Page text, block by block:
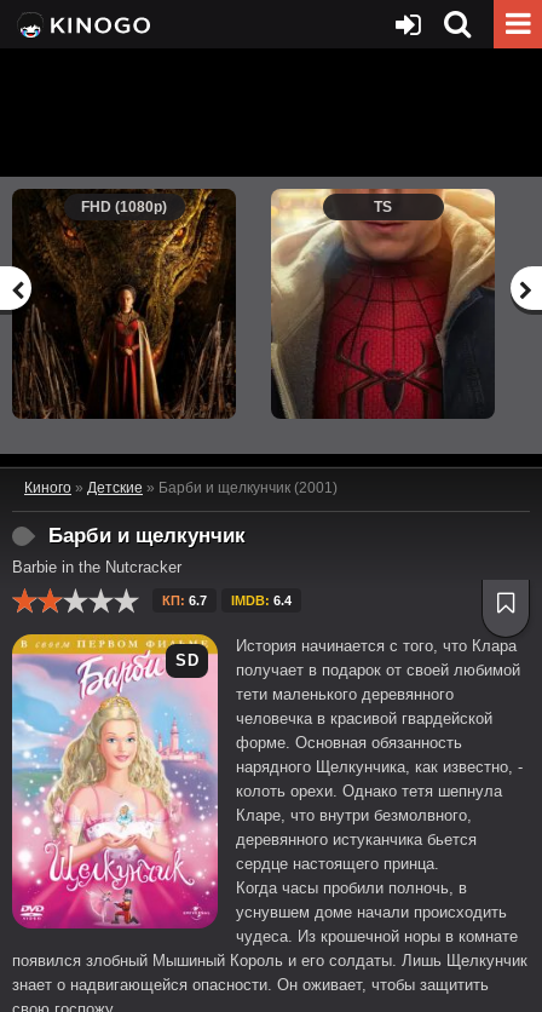
FHD (1080p) TS
Киного » Детские » Барби и щелкунчик (2001)
Барби и щелкунчик
Barbie in the Nutcracker
КП: 6.7 IMDB: 6.4
SD
История начинается с того, что Клара
получает в подарок от своей любимой
тети маленького деревянного
человечка в красивой гвардейской
форме. Основная обязанность
нарядного Щелкунчика, как известно, -
колоть орехи. Однако тетя шепнула
Кларе, что внутри безмолвного,
деревянного истуканчика бьется
сердце настоящего принца.
Когда часы пробили полночь, в
уснувшем доме начали происходить
чудеса. Из крошечной норы в комнате
появился злобный Мышиный Король и его солдаты. Лишь Щелкунчик
знает о надвигающейся опасности. Он оживает, чтобы защитить